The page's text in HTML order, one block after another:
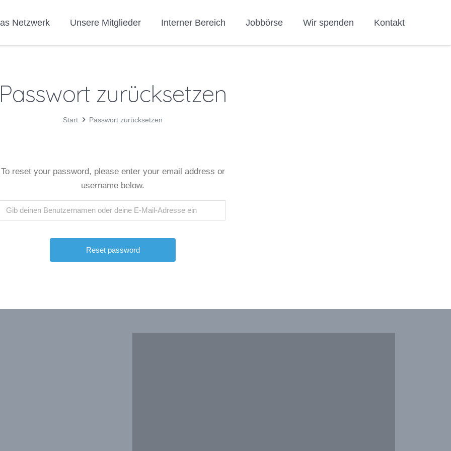
Netzwerk Unsere Mitglieder Interner Bereich Jobbörse Wir spenden Kontakt
zurücksetzen
Start Passwort zurücksetzen
To reset your password, please enter your email address or
username below.